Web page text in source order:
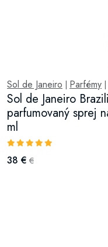
Sol de Janeiro Parfémy
Sol de Janeiro
parfumovaný sprej
ml
38 € €